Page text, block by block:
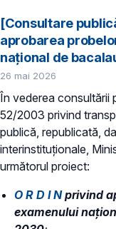
[Consultare
aprobarea
național de
26 mai 2026
În vederea consultării
52/2003 privind
publică, republicată,
interinstituționale,
următorul proiect:
O R D I Nprivind
examenului